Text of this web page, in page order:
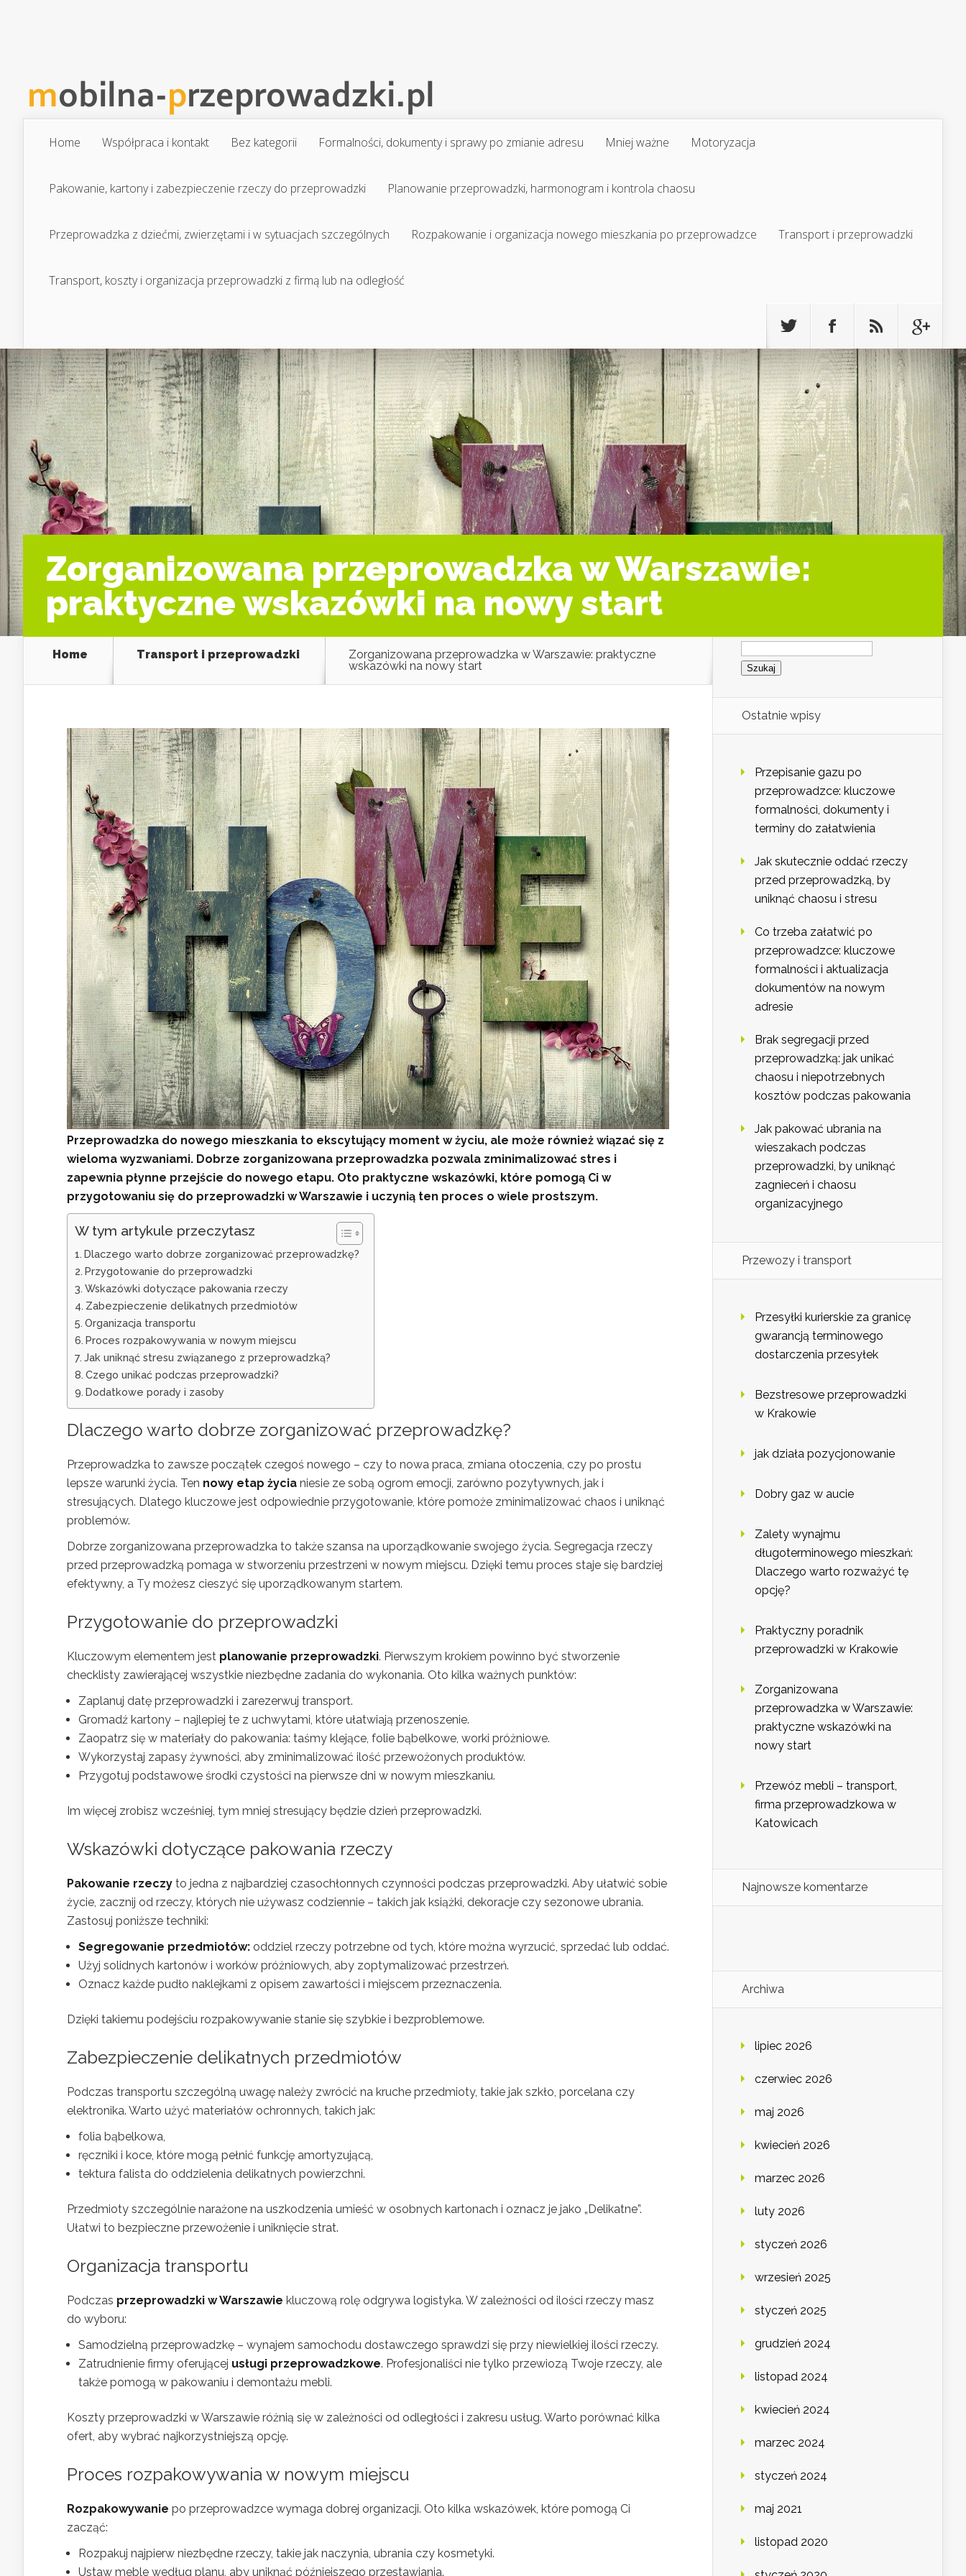
Home Współpraca i kontakt Bez kategorii Formalności, dokumenty i sprawy po zmianie adresu Mniej ważne Motoryzacja
Pakowanie, kartony i zabezpieczenie rzeczy do przeprowadzki Planowanie przeprowadzki, harmonogram i kontrola chaosu
Przeprowadzka z dziećmi, zwierzętami i w sytuacjach szczególnych Rozpakowanie i organizacja nowego mieszkania po przeprowadzce Transport i przeprowadzki
Transport, koszty i organizacja przeprowadzki z firmą lub na odległość
Zorganizowana przeprowadzka w Warszawie:
praktyczne wskazówki na nowy start
Home Transport i przeprowadzki
Zorganizowana przeprowadzka w Warszawie: praktyczne
wskazówki na nowy start
Przeprowadzka do nowego mieszkania to ekscytujący moment w życiu, ale może również wiązać się z
wieloma wyzwaniami. Dobrze zorganizowana przeprowadzka pozwala zminimalizować stres i
zapewnia płynne przejście do nowego etapu. Oto praktyczne wskazówki, które pomogą Ci w
przygotowaniu się do przeprowadzki w Warszawie i uczynią ten proces o wiele prostszym.
W tym artykule przeczytasz
Dlaczego warto dobrze zorganizować przeprowadzkę?
Przygotowanie do przeprowadzki
Wskazówki dotyczące pakowania rzeczy
Zabezpieczenie delikatnych przedmiotów
Organizacja transportu
Proces rozpakowywania w nowym miejscu
Jak uniknąć stresu związanego z przeprowadzką?
Czego unikać podczas przeprowadzki?
Dodatkowe porady i zasoby
Dlaczego warto dobrze zorganizować przeprowadzkę?
Przeprowadzka to zawsze początek czegoś nowego – czy to nowa praca, zmiana otoczenia, czy po prostu
lepsze warunki życia. Ten nowy etap życia niesie ze sobą ogrom emocji, zarówno pozytywnych, jak i
stresujących. Dlatego kluczowe jest odpowiednie przygotowanie, które pomoże zminimalizować chaos i uniknąć
problemów.
Dobrze zorganizowana przeprowadzka to także szansa na uporządkowanie swojego życia. Segregacja rzeczy
przed przeprowadzką pomaga w stworzeniu przestrzeni w nowym miejscu. Dzięki temu proces staje się bardziej
efektywny, a Ty możesz cieszyć się uporządkowanym startem.
Przygotowanie do przeprowadzki
Kluczowym elementem jest planowanie przeprowadzki. Pierwszym krokiem powinno być stworzenie
checklisty zawierającej wszystkie niezbędne zadania do wykonania. Oto kilka ważnych punktów:
Zaplanuj datę przeprowadzki i zarezerwuj transport.
Gromadź kartony – najlepiej te z uchwytami, które ułatwiają przenoszenie.
Zaopatrz się w materiały do pakowania: taśmy klejące, folie bąbelkowe, worki próżniowe.
Wykorzystaj zapasy żywności, aby zminimalizować ilość przewożonych produktów.
Przygotuj podstawowe środki czystości na pierwsze dni w nowym mieszkaniu.
Im więcej zrobisz wcześniej, tym mniej stresujący będzie dzień przeprowadzki.
Wskazówki dotyczące pakowania rzeczy
Pakowanie rzeczy to jedna z najbardziej czasochłonnych czynności podczas przeprowadzki. Aby ułatwić sobie
życie, zacznij od rzeczy, których nie używasz codziennie – takich jak książki, dekoracje czy sezonowe ubrania.
Zastosuj poniższe techniki:
Segregowanie przedmiotów: oddziel rzeczy potrzebne od tych, które można wyrzucić, sprzedać lub oddać.
Użyj solidnych kartonów i worków próżniowych, aby zoptymalizować przestrzeń.
Oznacz każde pudło naklejkami z opisem zawartości i miejscem przeznaczenia.
Dzięki takiemu podejściu rozpakowywanie stanie się szybkie i bezproblemowe.
Zabezpieczenie delikatnych przedmiotów
Podczas transportu szczególną uwagę należy zwrócić na kruche przedmioty, takie jak szkło, porcelana czy
elektronika. Warto użyć materiałów ochronnych, takich jak:
folia bąbelkowa,
ręczniki i koce, które mogą pełnić funkcję amortyzującą,
tektura falista do oddzielenia delikatnych powierzchni.
Przedmioty szczególnie narażone na uszkodzenia umieść w osobnych kartonach i oznacz je jako „Delikatne”.
Ułatwi to bezpieczne przewożenie i uniknięcie strat.
Organizacja transportu
Podczas przeprowadzki w Warszawie kluczową rolę odgrywa logistyka. W zależności od ilości rzeczy masz
do wyboru:
Samodzielną przeprowadzkę – wynajem samochodu dostawczego sprawdzi się przy niewielkiej ilości rzeczy.
Zatrudnienie firmy oferującej usługi przeprowadzkowe. Profesjonaliści nie tylko przewiozą Twoje rzeczy, ale
także pomogą w pakowaniu i demontażu mebli.
Koszty przeprowadzki w Warszawie różnią się w zależności od odległości i zakresu usług. Warto porównać kilka
ofert, aby wybrać najkorzystniejszą opcję.
Proces rozpakowywania w nowym miejscu
Rozpakowywanie po przeprowadzce wymaga dobrej organizacji. Oto kilka wskazówek, które pomogą Ci
zacząć:
Rozpakuj najpierw niezbędne rzeczy, takie jak naczynia, ubrania czy kosmetyki.
Ustaw meble według planu, aby uniknąć późniejszego przestawiania.
Szukaj:
Ostatnie wpisy
Przepisanie gazu po
przeprowadzce: kluczowe
formalności, dokumenty i
terminy do załatwienia
Jak skutecznie oddać rzeczy
przed przeprowadzką, by
uniknąć chaosu i stresu
Co trzeba załatwić po
przeprowadzce: kluczowe
formalności i aktualizacja
dokumentów na nowym
adresie
Brak segregacji przed
przeprowadzką: jak unikać
chaosu i niepotrzebnych
kosztów podczas pakowania
Jak pakować ubrania na
wieszakach podczas
przeprowadzki, by uniknąć
zagnieceń i chaosu
organizacyjnego
Przewozy i transport
Przesyłki kurierskie za granicę
gwarancją terminowego
dostarczenia przesyłek
Bezstresowe przeprowadzki
w Krakowie
jak działa pozycjonowanie
Dobry gaz w aucie
Zalety wynajmu
długoterminowego mieszkań:
Dlaczego warto rozważyć tę
opcję?
Praktyczny poradnik
przeprowadzki w Krakowie
Zorganizowana
przeprowadzka w Warszawie:
praktyczne wskazówki na
nowy start
Przewóz mebli – transport,
firma przeprowadzkowa w
Katowicach
Najnowsze komentarze
Archiwa
lipiec 2026
czerwiec 2026
maj 2026
kwiecień 2026
marzec 2026
luty 2026
styczeń 2026
wrzesień 2025
styczeń 2025
grudzień 2024
listopad 2024
kwiecień 2024
marzec 2024
styczeń 2024
maj 2021
listopad 2020